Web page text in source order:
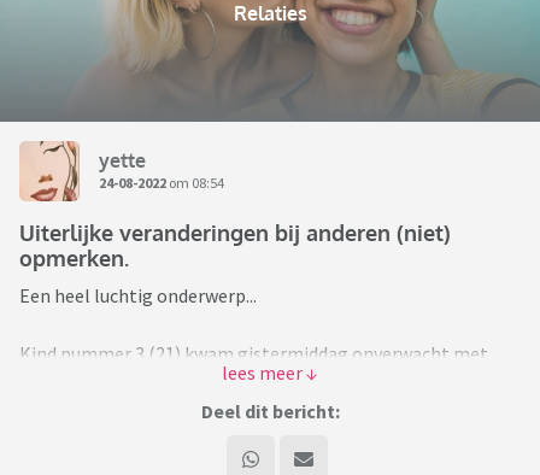
Relaties
yette
24-08-2022 om 08:54
Uiterlijke veranderingen bij anderen (niet)
opmerken.
Een heel luchtig onderwerp...
Kind nummer 3 (21) kwam gistermiddag onverwacht met
een neus-piercing thuis. Ik was druk bezig, maar zag het
zodra we een gesprekje hadden - binnen 10 minuten. Een
Deel dit bericht: